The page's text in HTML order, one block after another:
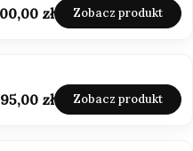
zł Zobacz produkt
zł Zobacz produkt